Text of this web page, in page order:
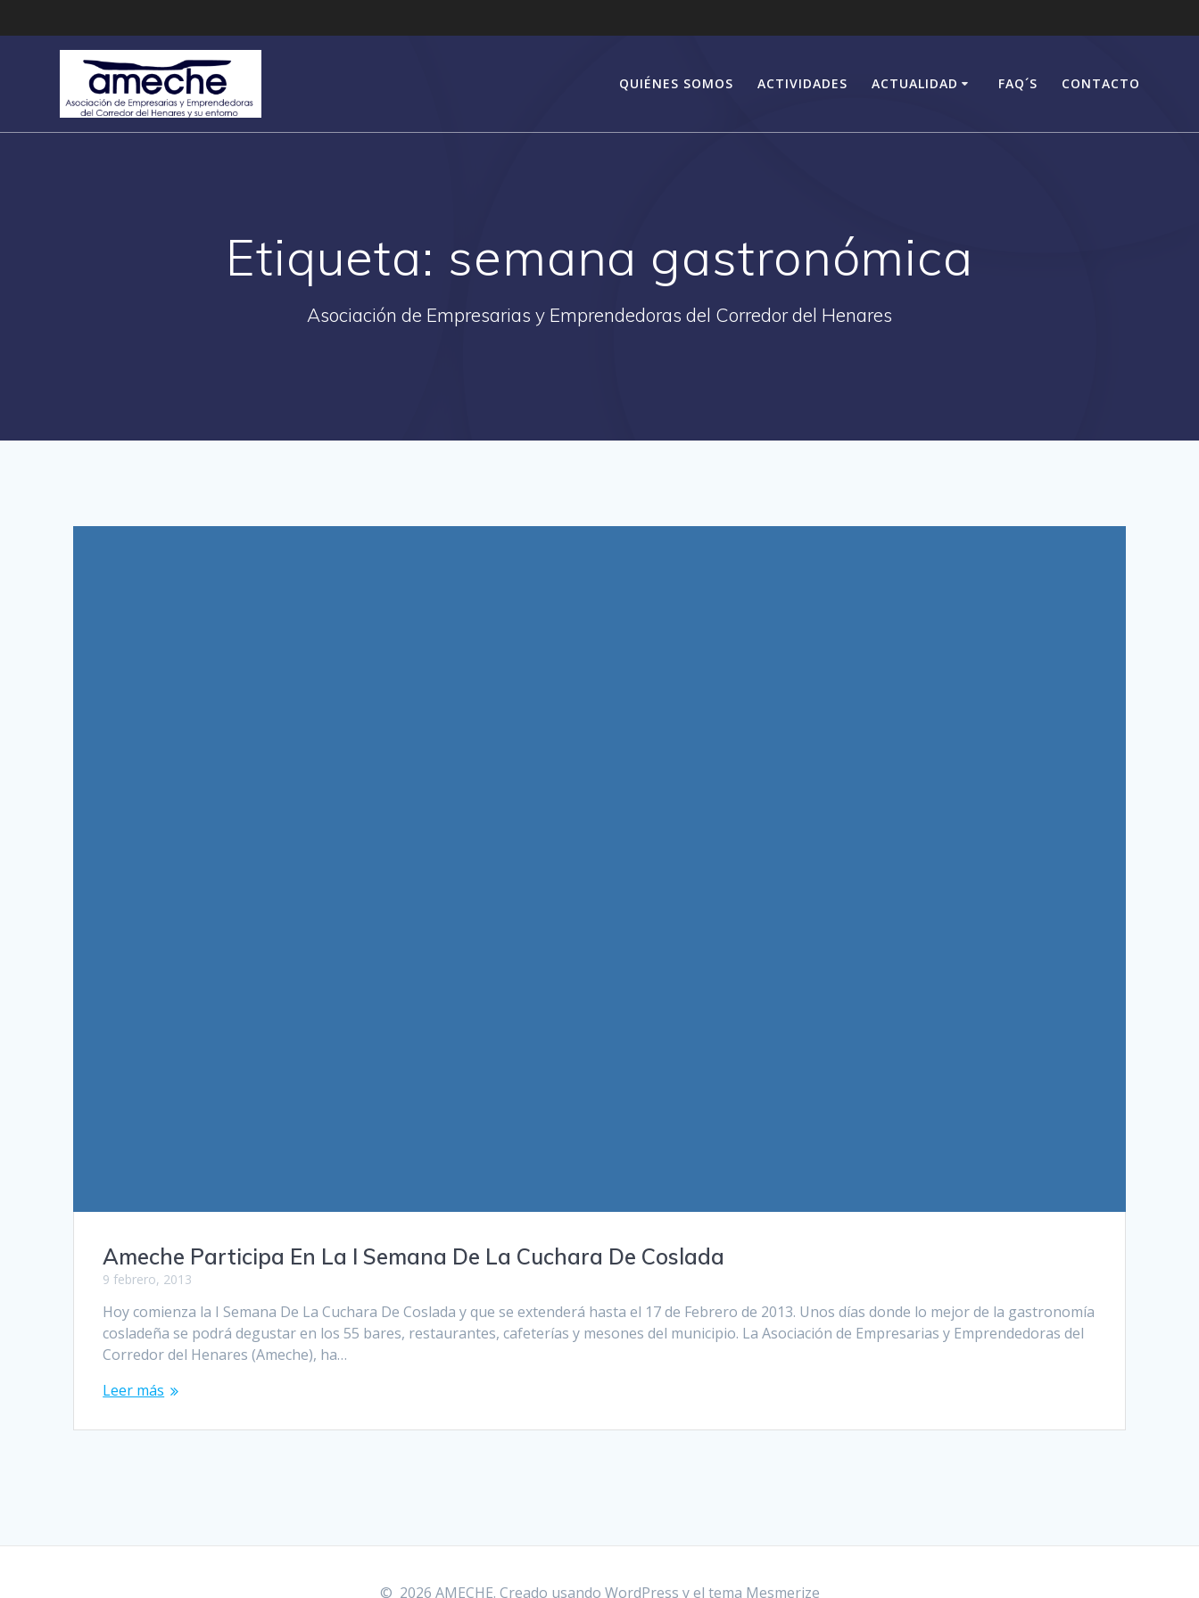
al
contenido
QUIÉNES SOMOS ACTIVIDADES ACTUALIDAD FAQ´S CONTACTO
Etiqueta: semana gastronómica
Asociación de Empresarias y Emprendedoras del Corredor del Henares
Ameche Participa En La I Semana De La Cuchara De Coslada
9 febrero, 2013
Hoy comienza la I Semana De La Cuchara De Coslada y que se extenderá hasta el 17 de Febrero de 2013. Unos días donde lo mejor de la gastronomía
cosladeña se podrá degustar en los 55 bares, restaurantes, cafeterías y mesones del municipio. La Asociación de Empresarias y Emprendedoras del
Corredor del Henares (Ameche), ha…
Leer más
© 2026 AMECHE. Creado usando WordPress y el tema Mesmerize